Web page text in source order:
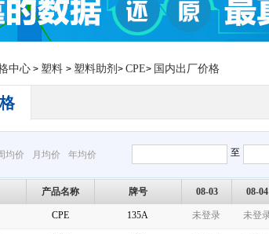
中心 > 塑料 > 塑料助剂 > CPE> 国内出厂价格
均价 月均价 年均价 至
产品名称 牌号 08-03 08-04
CPE 135A 未登录 未登